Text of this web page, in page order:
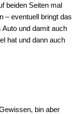
beiden Seiten mal
– eventuell bringt das
und damit auch
hat und dann auch
bin aber